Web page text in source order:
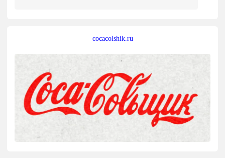
cocacolshik.ru